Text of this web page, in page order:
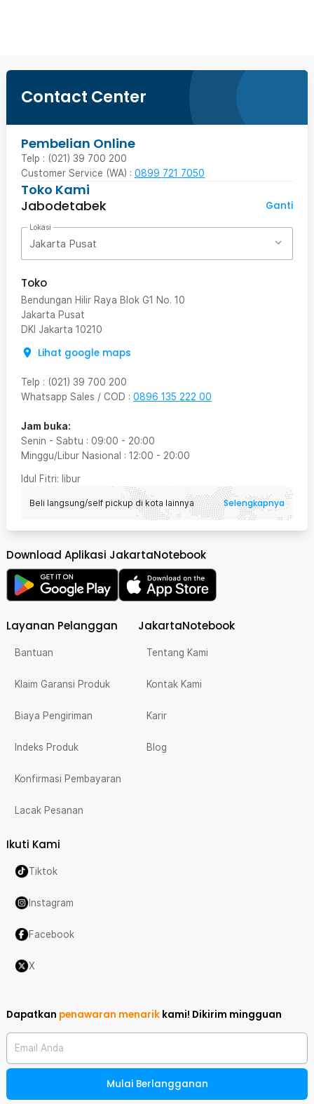
Contact Center
Pembelian Online
Telp : (021) 39 700 200
Customer Service (WA) : 0899 721 7050
Toko Kami
Jabodetabek
Ganti
Lokasi
Jakarta Pusat
Toko
Bendungan Hilir Raya Blok G1 No. 10
Jakarta Pusat
DKI Jakarta 10210
Lihat google maps
Telp : (021) 39 700 200
Whatsapp Sales / COD : 0896 135 222 00
Jam buka:
Senin - Sabtu : 09:00 - 20:00
Minggu/Libur Nasional : 12:00 - 20:00
Idul Fitri: libur
Beli langsung/self pickup di kota lainnya Selengkapnya
Download Aplikasi JakartaNotebook
Layanan Pelanggan
Bantuan
Klaim Garansi Produk
Biaya Pengiriman
Indeks Produk
Konfirmasi Pembayaran
Lacak Pesanan
JakartaNotebook
Tentang Kami
Kontak Kami
Karir
Blog
Ikuti Kami
Tiktok
Instagram
Facebook
X
Dapatkan penawaran menarik kami! Dikirim mingguan
Email Anda
Mulai Berlangganan